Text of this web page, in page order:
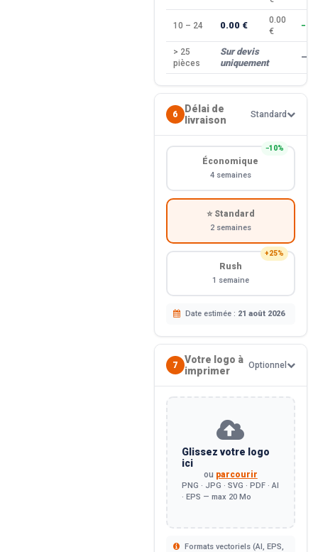
10 – 24 0.00 €
0.00
€
> 25
pièces
Sur devis
uniquement
—
6
Délai de
livraison
Standard
−10%
Économique
4 semaines
⭐ Standard
2 semaines
+25%
Rush
1 semaine
Date estimée : 21 août 2026
7
Votre logo à
imprimer
Optionnel
Glissez votre logo
ici
ou parcourir
PNG · JPG · SVG · PDF · AI
· EPS — max 20 Mo
Formats vectoriels (AI, EPS,